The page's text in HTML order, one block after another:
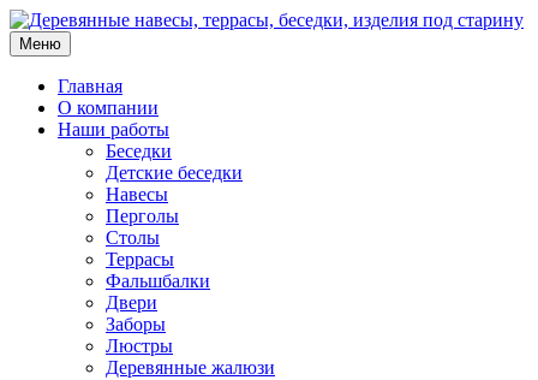
Меню
Главная
О компании
Наши работы
Беседки
Детские беседки
Навесы
Перголы
Столы
Террасы
Фальшбалки
Двери
Заборы
Люстры
Деревянные жалюзи